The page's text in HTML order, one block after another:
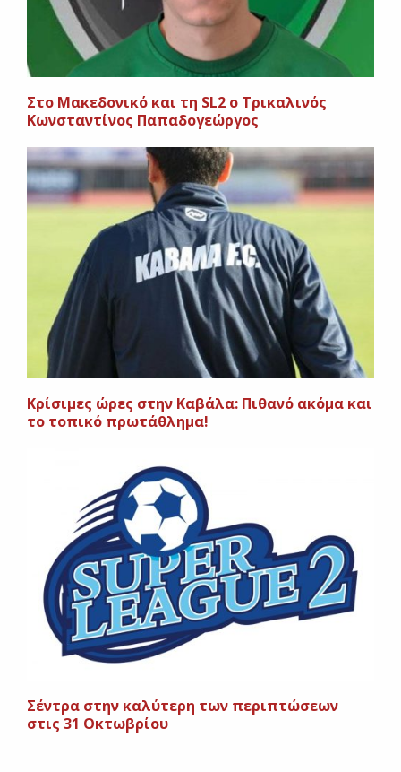
Στο Μακεδονικό και τη SL2 ο Τρικαλινός
Κωνσταντίνος Παπαδογεώργος
Κρίσιμες ώρες στην Καβάλα: Πιθανό ακόμα και
το τοπικό πρωτάθλημα!
Σέντρα στην καλύτερη των περιπτώσεων
στις 31 Οκτωβρίου